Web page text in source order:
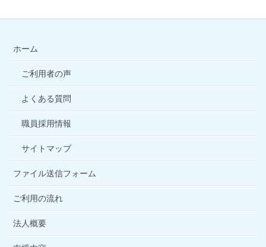
ホーム
ご利用者の声
よくある質問
職員採用情報
サイトマップ
ファイル送信フォーム
ご利用の流れ
法人概要